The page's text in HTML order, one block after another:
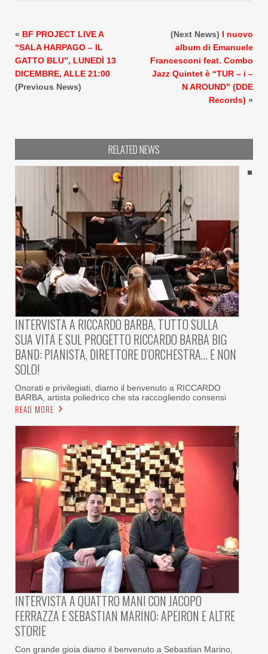
« BF PROJECT LIVE A
“SALA HARPAGO – IL
GATTO BLU”, LUNEDÌ 13
DICEMBRE, ALLE 21:00
(Previous News)
(Next News) l nuovo
album di Emanuele
Francesconi feat. Combo
Jazz Quintet è “TUR – i –
N AROUND” (DDE
Records) »
RELATED NEWS
INTERVISTA A RICCARDO BARBA, TUTTO SULLA
SUA VITA E SUL PROGETTO RICCARDO BARBA BIG
BAND: PIANISTA, DIRETTORE D’ORCHESTRA… E NON
SOLO!
Onorati e privilegiati, diamo il benvenuto a RICCARDO
BARBA, artista poliedrico che sta raccogliendo consensi
READ MORE
INTERVISTA A QUATTRO MANI CON JACOPO
FERRAZZA E SEBASTIAN MARINO: APEIRON E ALTRE
STORIE
Con grande gioia diamo il benvenuto a Sebastian Marino,